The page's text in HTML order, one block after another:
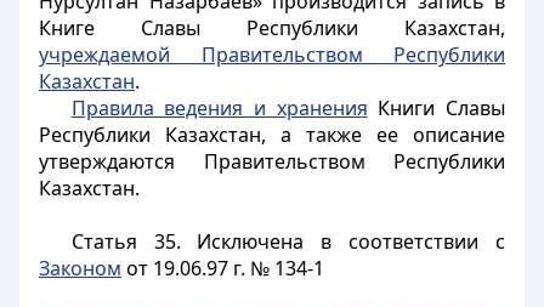
Книге Славы Республики Казахстан,
учреждаемой Правительством Республики
Казахстан.
Правила ведения и хранения Книги Славы
Республики Казахстан, а также ее описание
утверждаются Правительством Республики
Казахстан.
Статья 35. Исключена в соответствии с
Законом от 19.06.97 г. № 134-1